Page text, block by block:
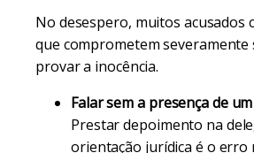
No desespero, muitos acusados
que comprometem severamente
provar a inocência.
Falar sem a presença de
Prestar depoimento na
orientação jurídica é o erro